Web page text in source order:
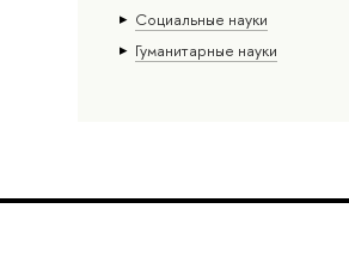
Социальные науки
Гуманитарные науки